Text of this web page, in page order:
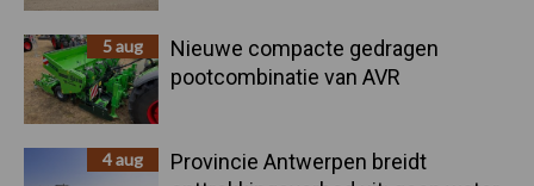
5 aug
Nieuwe compacte gedragen
pootcombinatie van AVR
4 aug
Provincie Antwerpen breidt